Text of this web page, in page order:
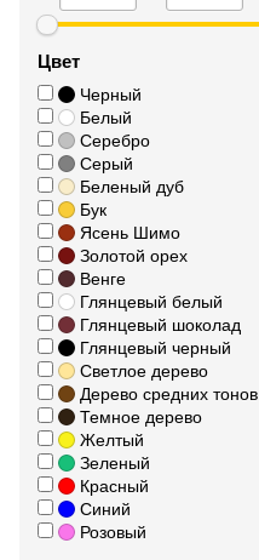
Цвет
Черный
Белый
Серебро
Серый
Беленый дуб
Бук
Ясень Шимо
Золотой орех
Венге
Глянцевый белый
Глянцевый шоколад
Глянцевый черный
Светлое дерево
Дерево средних тонов
Темное дерево
Желтый
Зеленый
Красный
Синий
Розовый